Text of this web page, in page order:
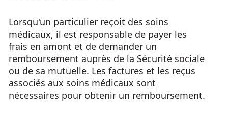
Lorsqu'un particulier reçoit des soins
médicaux, il est responsable de payer les
frais en amont et de demander un
remboursement auprès de la Sécurité sociale
ou de sa mutuelle. Les factures et les reçus
associés aux soins médicaux sont
nécessaires pour obtenir un remboursement.